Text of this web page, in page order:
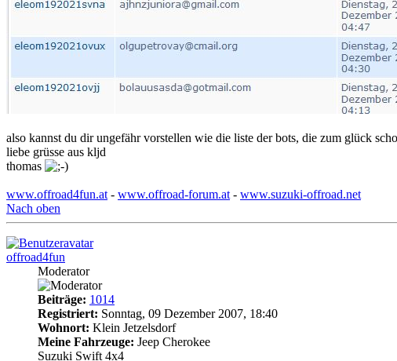
also kannst du dir ungefähr vorstellen wie die liste der bots, die zum glück
liebe grüsse aus kljd
thomas
www.offroad4fun.at - www.offroad-forum.at - www.suzuki-offroad.net
Nach oben
offroad4fun
Moderator
Beiträge: 1014
Registriert: Sonntag, 09 Dezember 2007, 18:40
Wohnort: Klein Jetzelsdorf
Meine Fahrzeuge: Jeep Cherokee
Suzuki Swift 4x4